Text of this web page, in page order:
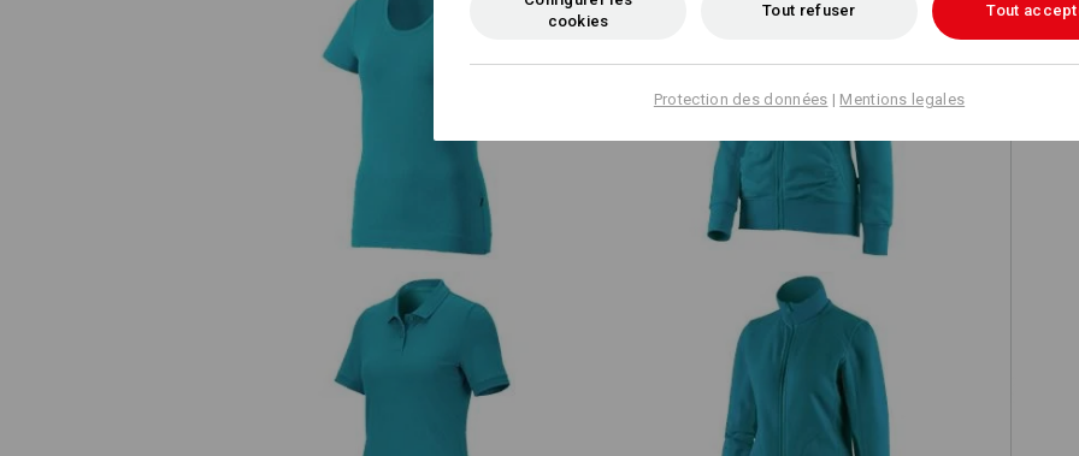
e.s. Hoody sweat zippé poly cotton,
e.s. Piqué-Polo cotton stretch,
e.s. Veste sweat poly cotton, femmes
cookies
Tout refuser Tout
Protection des données | Mentions legales